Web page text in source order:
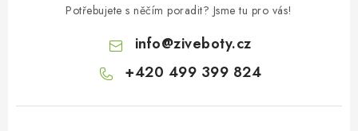
Potřebujete s něčím poradit? Jsme tu pro vás!
info@ziveboty.cz
+420 499 399 824